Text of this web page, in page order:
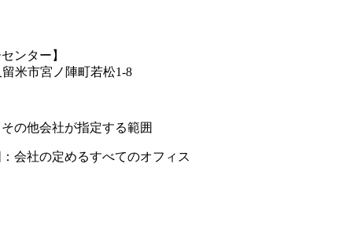
ンター】
留米市宮ノ陣町若松1-8
の他会社が指定する範囲
会社の定めるすべてのオフィス